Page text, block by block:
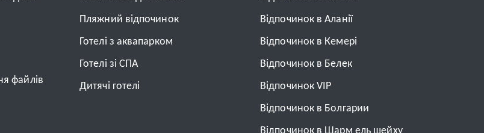
файлів
Пляжний відпочинок
Готелі з аквапарком
Готелі зі СПА
Дитячі готелі
Відпочинок в Аланії
Відпочинок в Кемері
Відпочинок в Белек
Відпочинок VIP
Відпочинок в Болгарии